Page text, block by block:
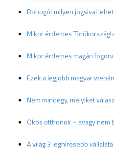
Robogót milyen jogsival
Mikor érdemes
Mikor érdemes magán
Ezek a legjobb magyar
Nem mindegy, melyiket
Okos otthonok – avagy nem
A világ 3 leghíresebb vállalata